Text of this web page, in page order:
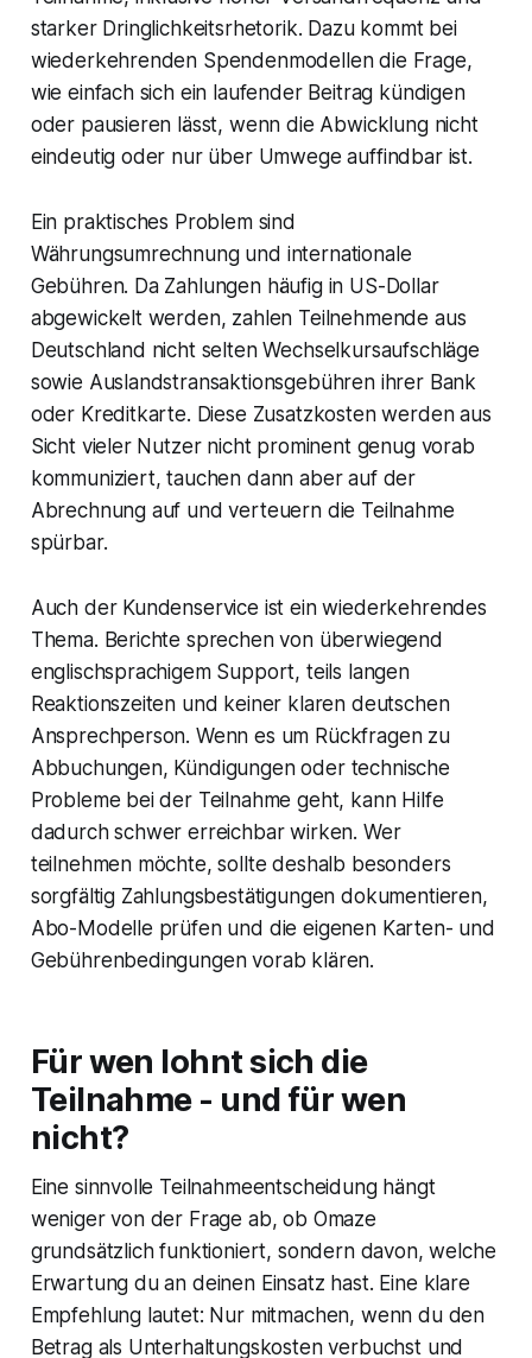
starker Dringlichkeitsrhetorik. Dazu kommt bei
wiederkehrenden Spendenmodellen die Frage,
wie einfach sich ein laufender Beitrag kündigen
oder pausieren lässt, wenn die Abwicklung nicht
eindeutig oder nur über Umwege auffindbar ist.
Ein praktisches Problem sind
Währungsumrechnung und internationale
Gebühren. Da Zahlungen häufig in US-Dollar
abgewickelt werden, zahlen Teilnehmende aus
Deutschland nicht selten Wechselkursaufschläge
sowie Auslandstransaktionsgebühren ihrer Bank
oder Kreditkarte. Diese Zusatzkosten werden aus
Sicht vieler Nutzer nicht prominent genug vorab
kommuniziert, tauchen dann aber auf der
Abrechnung auf und verteuern die Teilnahme
spürbar.
Auch der Kundenservice ist ein wiederkehrendes
Thema. Berichte sprechen von überwiegend
englischsprachigem Support, teils langen
Reaktionszeiten und keiner klaren deutschen
Ansprechperson. Wenn es um Rückfragen zu
Abbuchungen, Kündigungen oder technische
Probleme bei der Teilnahme geht, kann Hilfe
dadurch schwer erreichbar wirken. Wer
teilnehmen möchte, sollte deshalb besonders
sorgfältig Zahlungsbestätigungen dokumentieren,
Abo-Modelle prüfen und die eigenen Karten- und
Gebührenbedingungen vorab klären.
Für wen lohnt sich die
Teilnahme - und für wen
nicht?
Eine sinnvolle Teilnahmeentscheidung hängt
weniger von der Frage ab, ob Omaze
grundsätzlich funktioniert, sondern davon, welche
Erwartung du an deinen Einsatz hast. Eine klare
Empfehlung lautet: Nur mitmachen, wenn du den
Betrag als Unterhaltungskosten verbuchst und